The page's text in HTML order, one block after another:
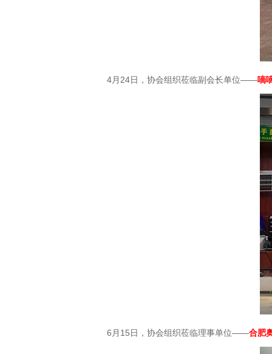
4月24日，协会组织莅临副会长单位——嘀
6月15日，协会组织莅临理事单位——合肥